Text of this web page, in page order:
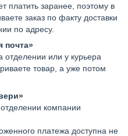
платить заранее, поэтому в
заказ по факту доставки
по адресу.
почта»
отделении или у курьера
товар, а уже потом
компании
платежа доступна не